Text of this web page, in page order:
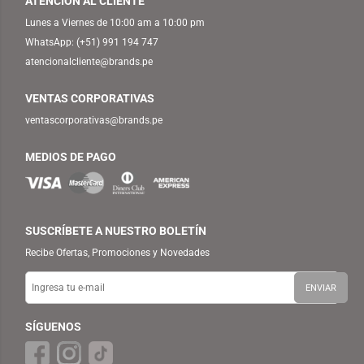
Lunes a Viernes de 10:00 am a 10:00 pm
WhatsApp: (+51) 991 194 747
atencionalcliente@brands.pe
VENTAS CORPORATIVAS
ventascorporativas@brands.pe
MEDIOS DE PAGO
SUSCRÍBETE A NUESTRO BOLETÍN
Recibe Ofertas, Promociones y Novedades
SÍGUENOS